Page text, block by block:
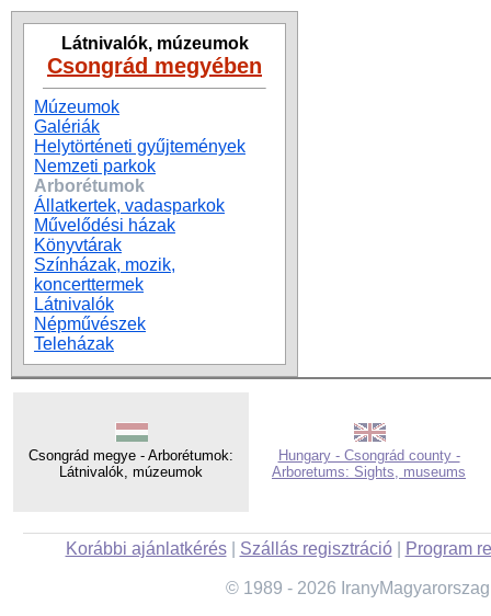
Látnivalók, múzeumok
Csongrád megyében
Múzeumok
Galériák
Helytörténeti gyűjtemények
Nemzeti parkok
Arborétumok
Állatkertek, vadasparkok
Művelődési házak
Könyvtárak
Színházak, mozik,
koncerttermek
Látnivalók
Népművészek
Teleházak
Csongrád megye - Arborétumok:
Látnivalók, múzeumok
Hungary - Csongrád county -
Arboretums: Sights, museums
Korábbi ajánlatkérés| Szállás regisztráció| Program
© 1989 - 2026